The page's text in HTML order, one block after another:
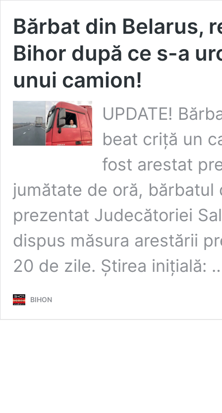
Bărbat din Belarus,
Bihor după ce s-a
unui camion!
UPDATE!
beat criță un
fost arestat
jumătate de oră,
prezentat Judecătoriei
dispus măsura arestării
20 de zile. Știrea inițială:
BIHON